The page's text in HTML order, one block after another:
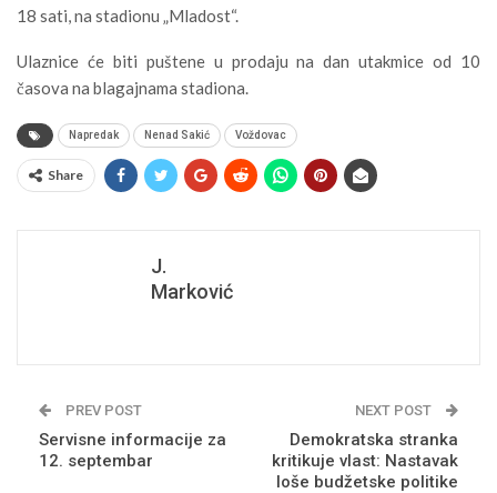
18 sati, na stadionu „Mladost“.
Ulaznice će biti puštene u prodaju na dan utakmice od 10
časova na blagajnama stadiona.
Napredak Nenad Sakić Voždovac
Share
J.
Marković
PREV POST
Servisne informacije za
12. septembar
NEXT POST
Demokratska stranka
kritikuje vlast: Nastavak
loše budžetske politike